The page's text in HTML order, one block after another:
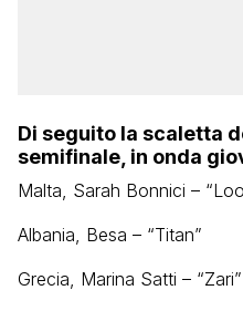
Di seguito la scaletta
semifinale, in onda
​Malta, Sarah Bonnici –
Albania, Besa – “Titan”
Grecia, Marina Satti – “Zari”